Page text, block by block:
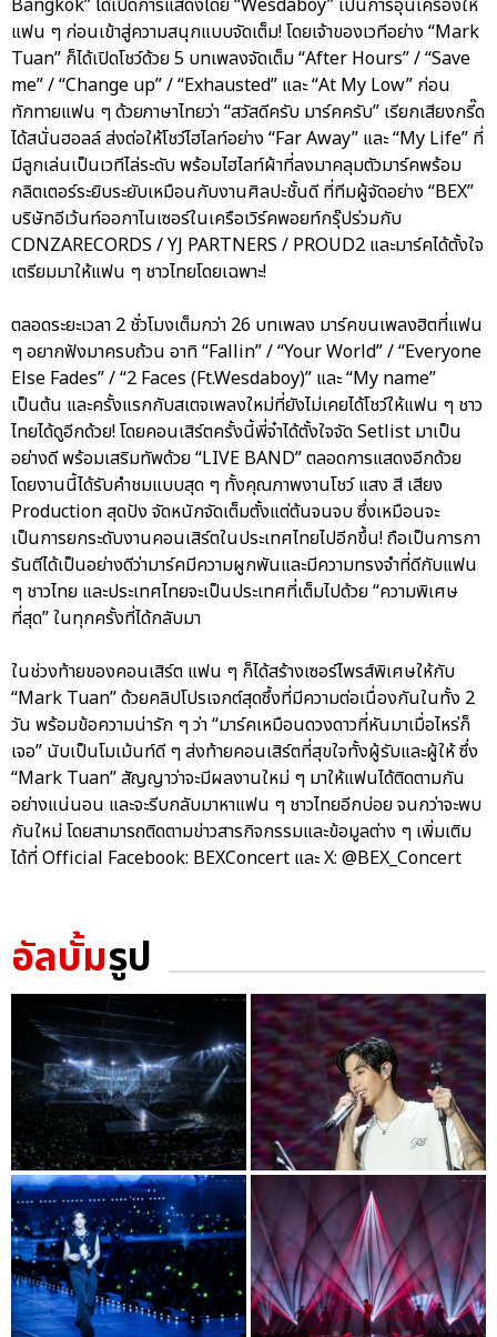
แฟน ๆ ก่อนเข้าสู่ความสนุกแบบจัดเต็ม! โดยเจ้าของเวทีอย่าง “Mark
Tuan” ก็ได้เปิดโชว์ด้วย 5 บทเพลงจัดเต็ม “After Hours” / “Save
me” / “Change up” / “Exhausted” และ “At My Low” ก่อน
ทักทายแฟน ๆ ด้วยภาษาไทยว่า “สวัสดีครับ มาร์คครับ” เรียกเสียงกรี๊ด
ได้สนั่นฮอลล์ ส่งต่อให้โชว์ไฮไลท์อย่าง “Far Away” และ “My Life” ที่
มีลูกเล่นเป็นเวทีไล่ระดับ พร้อมไฮไลท์ผ้าที่ลงมาคลุมตัวมาร์คพร้อม
กลิตเตอร์ระยิบระยับเหมือนกับงานศิลปะชั้นดี ที่ทีมผู้จัดอย่าง “BEX”
บริษัทอีเว้นท์ออกาไนเซอร์ในเครือเวิร์คพอยท์กรุ๊ปร่วมกับ
CDNZARECORDS / YJ PARTNERS / PROUD2 และมาร์คได้ตั้งใจ
เตรียมมาให้แฟน ๆ ชาวไทยโดยเฉพาะ!
ตลอดระยะเวลา 2 ชั่วโมงเต็มกว่า 26 บทเพลง มาร์คขนเพลงฮิตที่แฟน
ๆ อยากฟังมาครบถ้วน อาทิ “Fallin” / “Your World” / “Everyone
Else Fades” / “2 Faces (Ft.Wesdaboy)” และ “My name”
เป็นต้น และครั้งแรกกับสเตจเพลงใหม่ที่ยังไม่เคยได้โชว์ให้แฟน ๆ ชาว
ไทยได้ดูอีกด้วย! โดยคอนเสิร์ตครั้งนี้พี่จ๋าได้ตั้งใจจัด Setlist มาเป็น
อย่างดี พร้อมเสริมทัพด้วย “LIVE BAND” ตลอดการแสดงอีกด้วย
โดยงานนี้ได้รับคำชมแบบสุด ๆ ทั้งคุณภาพงานโชว์ แสง สี เสียง
Production สุดปัง จัดหนักจัดเต็มตั้งแต่ต้นจนจบ ซึ่งเหมือนจะ
เป็นการยกระดับงานคอนเสิร์ตในประเทศไทยไปอีกขึ้น! ถือเป็นการกา
รันตีได้เป็นอย่างดีว่ามาร์คมีความผูกพันและมีความทรงจำที่ดีกับแฟน
ๆ ชาวไทย และประเทศไทยจะเป็นประเทศที่เต็มไปด้วย “ความพิเศษ
ที่สุด” ในทุกครั้งที่ได้กลับมา
ในช่วงท้ายของคอนเสิร์ต แฟน ๆ ก็ได้สร้างเซอร์ไพรส์พิเศษให้กับ
“Mark Tuan” ด้วยคลิปโปรเจกต์สุดซึ้งที่มีความต่อเนื่องกันในทั้ง 2
วัน พร้อมข้อความน่ารัก ๆ ว่า “มาร์คเหมือนดวงดาวที่หันมาเมื่อไหร่ก็
เจอ” นับเป็นโมเม้นท์ดี ๆ ส่งท้ายคอนเสิร์ตที่สุขใจทั้งผู้รับและผู้ให้ ซึ่ง
“Mark Tuan” สัญญาว่าจะมีผลงานใหม่ ๆ มาให้แฟนได้ติดตามกัน
อย่างแน่นอน และจะรีบกลับมาหาแฟน ๆ ชาวไทยอีกบ่อย จนกว่าจะพบ
กันใหม่ โดยสามารถติดตามข่าวสารกิจกรรมและข้อมูลต่าง ๆ เพิ่มเติม
ได้ที่ Official Facebook: BEXConcert และ X: @BEX_Concert
อัลบั้มรูป